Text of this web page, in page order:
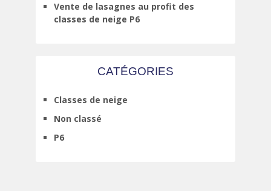
Vente de lasagnes au profit des
classes de neige P6
CATÉGORIES
Classes de neige
Non classé
P6